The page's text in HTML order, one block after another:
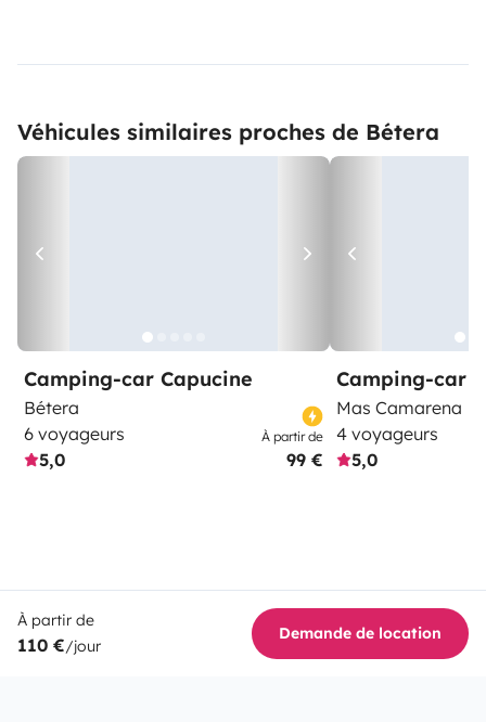
Véhicules similaires proches de Bétera
Camping-car Capucine
Bétera
6 voyageurs
5,0
À partir de
99 €
Camping-car
Mas Camarena
4 voyageurs
5,0
À partir de
110 €/jour
Demande de location